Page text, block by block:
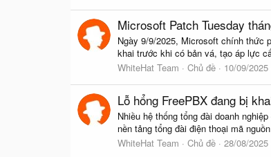
Microsoft Patch Tuesday
Ngày 9/9/2025, Microsoft chính thức
khai trước khi có bản vá, tạo áp lực
WhiteHat Team
Chủ đề 10/09/2025
Lỗ hổng FreePBX đang bị
Nhiều hệ thống tổng đài doanh
nền tảng tổng đài điện thoại mã
WhiteHat Team
Chủ đề 28/08/2025